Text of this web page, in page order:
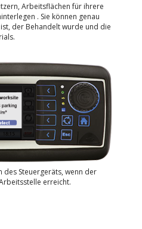
Arbeitsflächen für ihrere
. Sie können genau
der Behandelt wurde und die
des Steuergeräts, wenn der
erreicht.